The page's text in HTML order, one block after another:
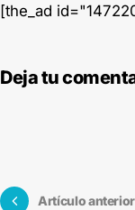
[the_ad
Deja tu
Artículo anterior